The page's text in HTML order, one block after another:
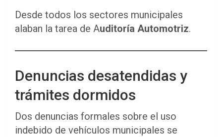
Desde todos los sectores municipales
alaban la tarea de Auditoría Automotriz.
Denuncias desatendidas y
trámites dormidos
Dos denuncias formales sobre el uso
indebido de vehículos municipales se